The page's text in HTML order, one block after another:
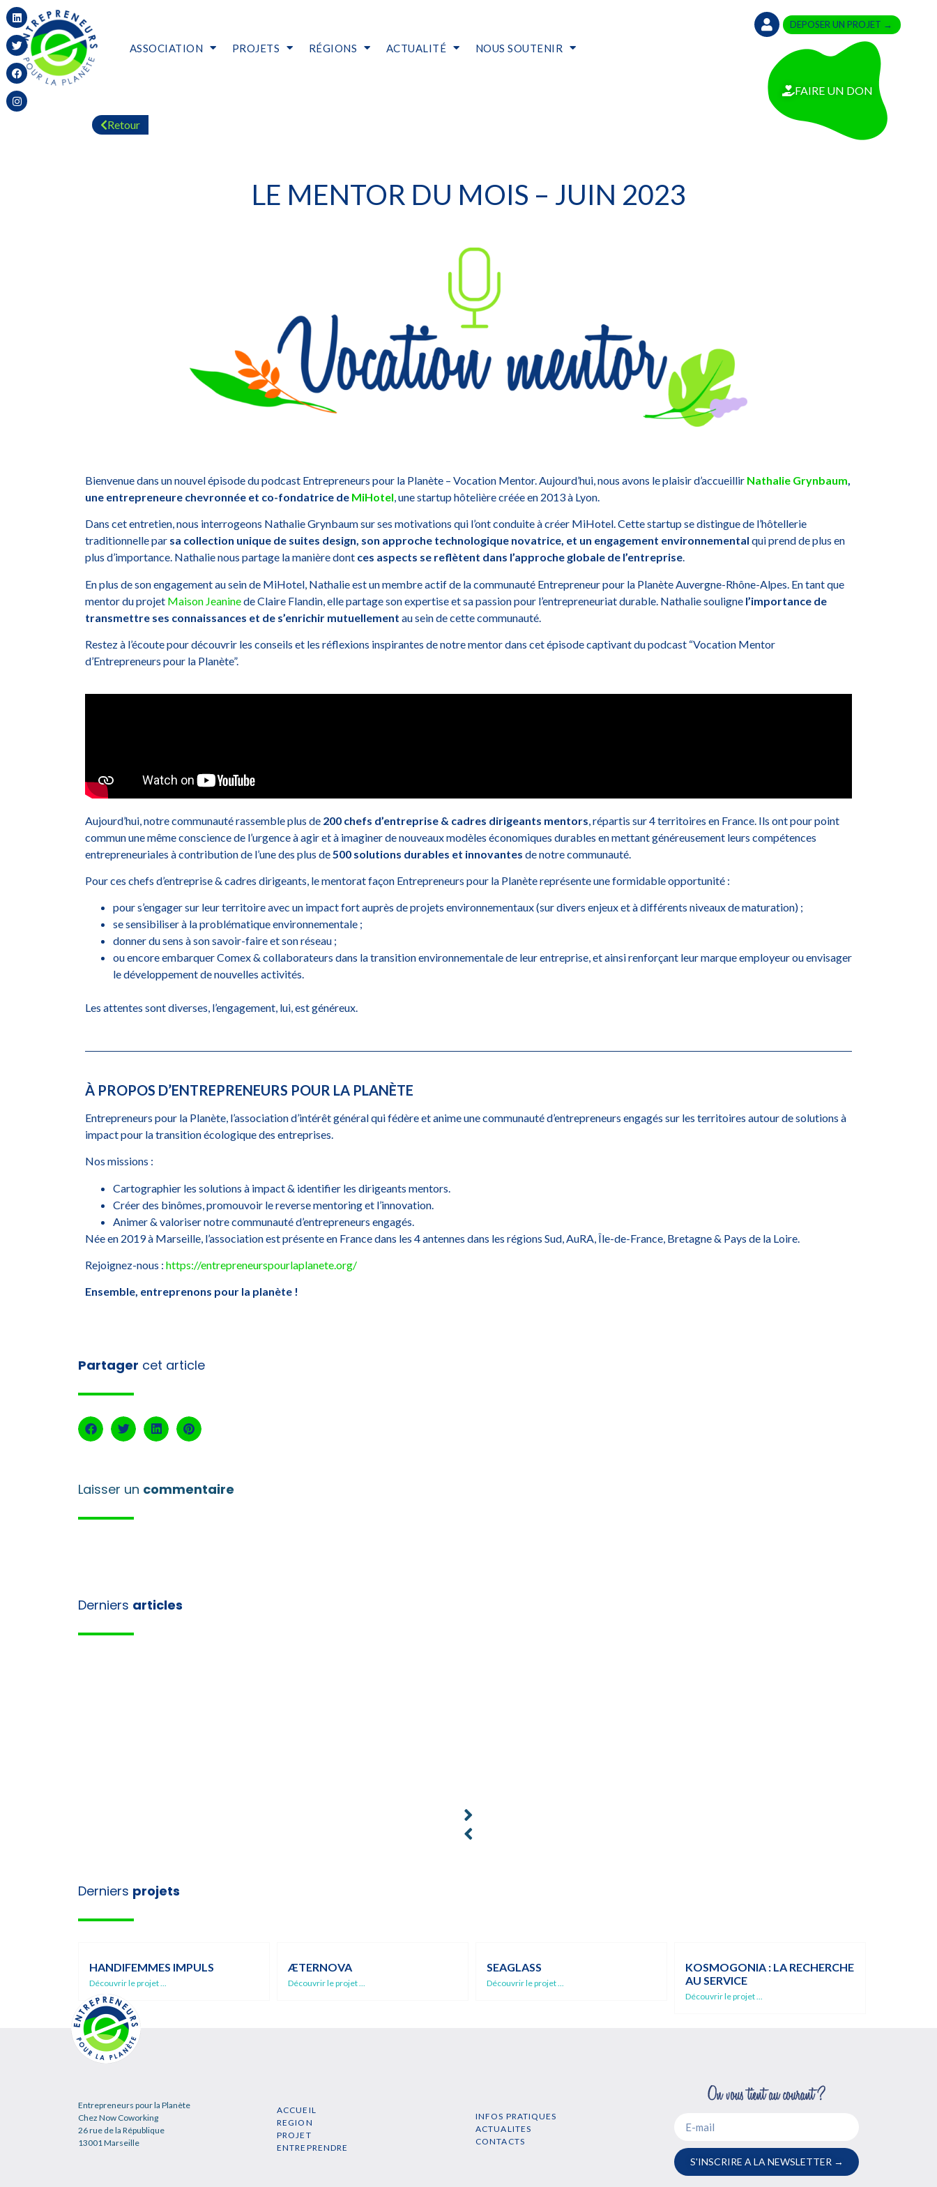
ASSOCIATION PROJETS RÉGIONS ACTUALITÉ NOUS SOUTENIR
DEPOSER UN PROJET →
FAIRE UN DON
Retour
LE MENTOR DU MOIS – JUIN 2023
Bienvenue dans un nouvel épisode du podcast Entrepreneurs pour la Planète – Vocation Mentor. Aujourd’hui, nous avons le plaisir d’accueillir Nathalie Grynbaum,
une entrepreneure chevronnée et co-fondatrice de MiHotel, une startup hôtelière créée en 2013 à Lyon.
Dans cet entretien, nous interrogeons Nathalie Grynbaum sur ses motivations qui l’ont conduite à créer MiHotel. Cette startup se distingue de l’hôtellerie
traditionnelle par sa collection unique de suites design, son approche technologique novatrice, et un engagement environnemental qui prend de plus en
plus d’importance. Nathalie nous partage la manière dont ces aspects se reflètent dans l’approche globale de l’entreprise.
En plus de son engagement au sein de MiHotel, Nathalie est un membre actif de la communauté Entrepreneur pour la Planète Auvergne-Rhône-Alpes. En tant que
mentor du projet Maison Jeaninede Claire Flandin, elle partage son expertise et sa passion pour l’entrepreneuriat durable. Nathalie souligne l’importance de
transmettre ses connaissances et de s’enrichir mutuellement au sein de cette communauté.
Restez à l’écoute pour découvrir les conseils et les réflexions inspirantes de notre mentor dans cet épisode captivant du podcast “Vocation Mentor
d’Entrepreneurs pour la Planète”.
Aujourd’hui, notre communauté rassemble plus de 200 chefs d’entreprise & cadres dirigeants mentors , répartis sur 4 territoires en France. Ils ont pour point
commun une même conscience de l’urgence à agir et à imaginer de nouveaux modèles économiques durables en mettant généreusement leurs compétences
entrepreneuriales à contribution de l’une des plus de 500 solutions durables et innovantes de notre communauté.
Pour ces chefs d’entreprise & cadres dirigeants, le mentorat façon Entrepreneurs pour la Planète représente une formidable opportunité :
pour s’engager sur leur territoire avec un impact fort auprès de projets environnementaux (sur divers enjeux et à différents niveaux de maturation) ;
se sensibiliser à la problématique environnementale ;
donner du sens à son savoir-faire et son réseau ;
ou encore embarquer Comex & collaborateurs dans la transition environnementale de leur entreprise, et ainsi renforçant leur marque employeur ou envisager
le développement de nouvelles activités.
Les attentes sont diverses, l’engagement, lui, est généreux.
À PROPOS D’ENTREPRENEURS POUR LA PLANÈTE
Entrepreneurs pour la Planète, l’association d’intérêt général qui fédère et anime une communauté d’entrepreneurs engagés sur les territoires autour de solutions à
impact pour la transition écologique des entreprises.
Nos missions :
Cartographier les solutions à impact & identifier les dirigeants mentors.
Créer des binômes, promouvoir le reverse mentoring et l’innovation.
Animer & valoriser notre communauté d’entrepreneurs engagés.
Née en 2019 à Marseille, l’association est présente en France dans les 4 antennes dans les régions Sud, AuRA, Île-de-France, Bretagne & Pays de la Loire.
Rejoignez-nous : https://entrepreneurspourlaplanete.org/
Ensemble, entreprenons pour la planète !
Partager cet article
Laisser un commentaire
Derniers articles
Découvrir le projet ... Découvrir le projet ... Découvrir le projet ...
AU SERVICE
Découvrir le projet ...
Chez Now Coworking
26 rue de la République
13001 Marseille
REGION
PROJET
ENTREPRENDRE
ACTUALITES
CONTACTS
S'INSCRIRE A LA NEWSLETTER →